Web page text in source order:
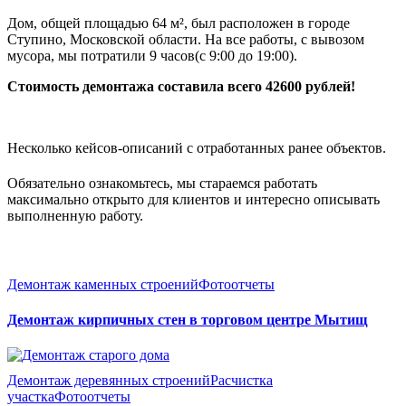
Дом, общей площадью 64 м², был расположен в городе
Ступино, Московской области. На все работы, с вывозом
мусора, мы потратили 9 часов(с 9:00 до 19:00).
Стоимость демонтажа составила всего 42600 рублей!
Несколько кейсов-описаний с отработанных ранее объектов.
Обязательно ознакомьтесь, мы стараемся работать
максимально открыто для клиентов и интересно описывать
выполненную работу.
Демонтаж каменных строенийФотоотчеты
Демонтаж кирпичных стен в торговом центре Мытищ
Демонтаж деревянных строенийРасчистка
участкаФотоотчеты